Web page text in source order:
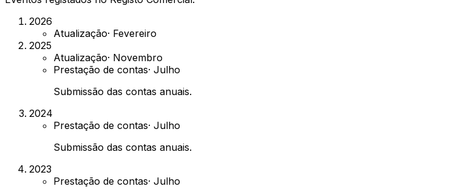
2026
Atualização· Fevereiro
2025
Atualização· Novembro
Prestação de contas· Julho
Submissão das contas anuais.
2024
Prestação de contas· Julho
Submissão das contas anuais.
2023
Prestação de contas· Julho